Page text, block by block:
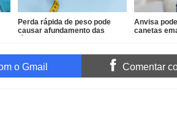
Perda rápida de peso pode
causar afundamento das
Anvisa
canetas
o Gmail Comentar